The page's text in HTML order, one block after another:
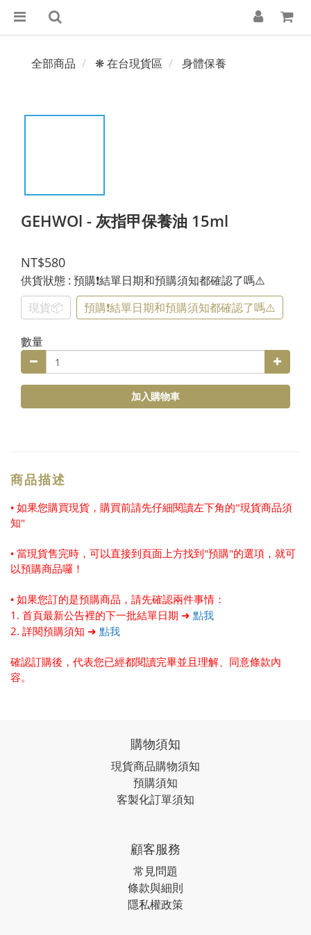
全部商品 ❋ 在台現貨區 身體保養
GEHWOl - 灰指甲保養油 15ml
NT$580
供貨狀態 : 預購❗️結單日期和預購須知都確認了嗎⚠️
現貨📦
預購❗️結單日期和預購須知都確認了嗎⚠️
數量
加入購物車
商品描述
• 如果您購買現貨，購買前請先仔細閱讀左下角的”現貨商品須
知"
• 當現貨售完時，可以直接到頁面上方找到"預購"的選項，就可
以預購商品囉！
• 如果您訂的是預購商品，請先確認兩件事情：
1. 首頁最新公告裡的下一批結單日期 ➜ 點我
2. 詳閱預購須知 ➜ 點我
確認訂購後，代表您已經都閱讀完畢並且理解、同意條款內
容。
購物須知
現貨商品購物須知
預購須知
客製化訂單須知
顧客服務
常見問題
條款與細則
隱私權政策